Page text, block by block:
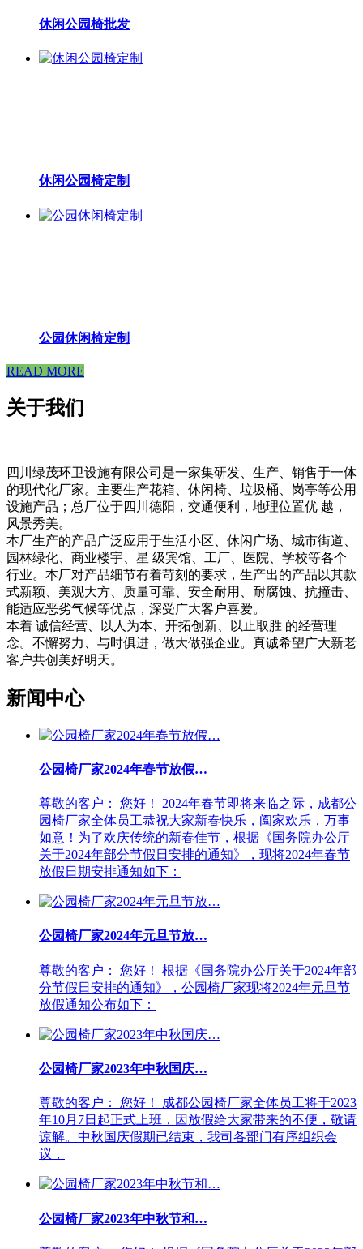
休闲公园椅批发
休闲公园椅定制
公园休闲椅定制
READ MORE
关于我们
四川绿茂环卫设施有限公司是一家集研发、生产、销售于一体
的现代化厂家。主要生产花箱、休闲椅、垃圾桶、岗亭等公用
设施产品；总厂位于四川德阳，交通便利，地理位置优 越，
风景秀美。
本厂生产的产品广泛应用于生活小区、休闲广场、城市街道、
园林绿化、商业楼宇、星 级宾馆、工厂、医院、学校等各个
行业。本厂对产品细节有着苛刻的要求，生产出的产品以其款
式新颖、美观大方、质量可靠、安全耐用、耐腐蚀、抗撞击、
能适应恶劣气候等优点，深受广大客户喜爱。
本着 诚信经营、以人为本、开拓创新、以止取胜 的经营理
念。不懈努力、与时俱进，做大做强企业。真诚希望广大新老
客户共创美好明天。
新闻中心
公园椅厂家2024年春节放假…
尊敬的客户： 您好！ 2024年春节即将来临之际，成都公
园椅厂家全体员工恭祝大家新春快乐，阖家欢乐，万事
如意！为了欢庆传统的新春佳节，根据《国务院办公厅
关于2024年部分节假日安排的通知》，现将2024年春节
放假日期安排通知如下：
公园椅厂家2024年元旦节放…
尊敬的客户： 您好！ 根据《国务院办公厅关于2024年部
分节假日安排的通知》，公园椅厂家现将2024年元旦节
放假通知公布如下：
公园椅厂家2023年中秋国庆…
尊敬的客户： 您好！ 成都公园椅厂家全体员工将于2023
年10月7日起正式上班，因放假给大家带来的不便，敬请
谅解。中秋国庆假期已结束，我司各部门有序组织会
议，
公园椅厂家2023年中秋节和…